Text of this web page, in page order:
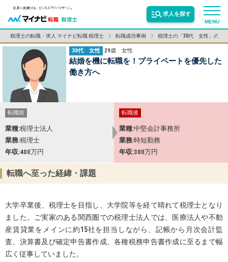
MENU
求人を探す
サービス紹介
転職お役立ち情報
求人情報
税理士の転職・求人 マイナビ転職 税理士 転職成功事例 税理士の「30代 女性」の転
30代 女性 29歳 女性
結婚を機に転職を！プライベートを優先した
働き方へ
転職前
業種 税理士法人
業務 税理士
年収 400万円
転職後
業種 中堅会計事務所
業務 時短勤務
年収 300万円
転職へ至った経緯・課題
大学卒業後、税理士を目指し、大学院等を経て晴れて税理士となり
ました。ご実家のある関西圏での税理士法人では、医療法人や不動
産賃貸業をメインに約15社を担当しながら、記帳から月次会計監
査、決算書及び確定申告書作成、各種税務申告書作成に至るまで幅
広く従事していました。